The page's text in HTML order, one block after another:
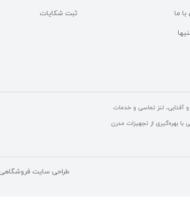
ما ثبت شکایات
لنز تماسی و خدمات
بهره‌گیری از تجهیزات مدرن
طراحی سایت